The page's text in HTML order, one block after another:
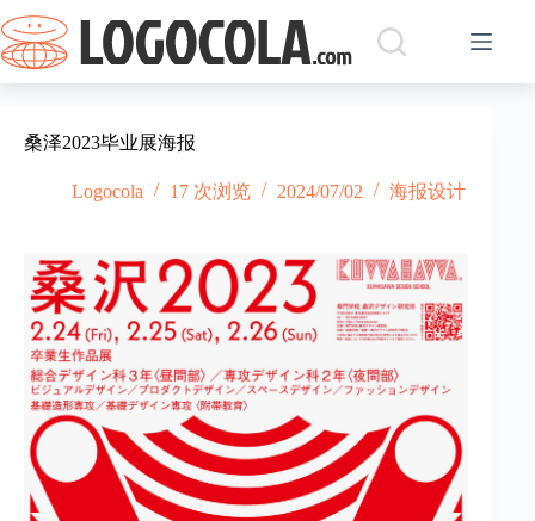
过
内
容
桑泽2023毕业展海报
Logocola 17 次浏览 2024/07/02 海报设计